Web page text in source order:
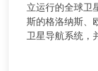
立运行的全球卫
斯的格洛纳斯、
卫星导航系统，